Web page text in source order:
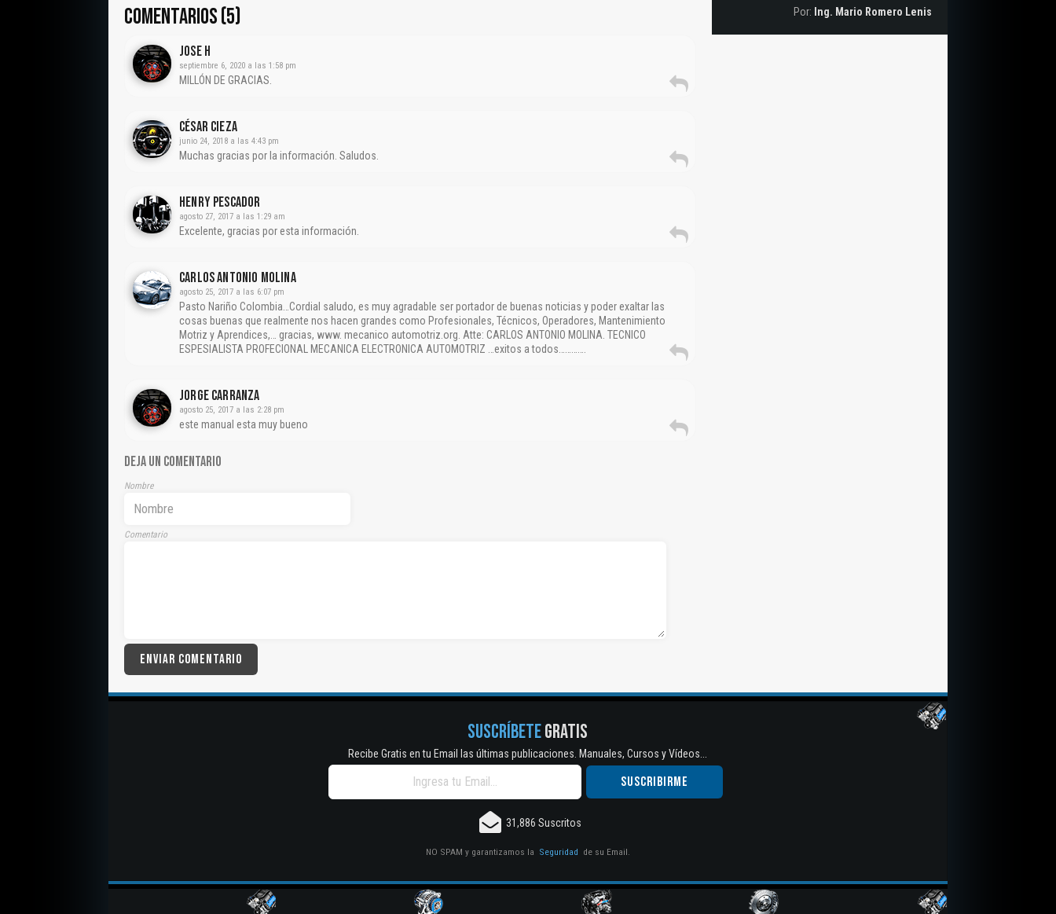
COMENTARIOS (5)
Jose H
septiembre 6, 2020 a las 1:58 pm
MILLÓN DE GRACIAS.
César Cieza
junio 24, 2018 a las 4:43 pm
Muchas gracias por la información. Saludos.
Henry Pescador
agosto 27, 2017 a las 1:29 am
Excelente, gracias por esta información.
CARLOS ANTONIO MOLINA
agosto 25, 2017 a las 6:07 pm
Pasto Nariño Colombia…Cordial saludo, es muy agradable ser portador de buenas noticias y poder exaltar las
cosas buenas que realmente nos hacen grandes como Profesionales, Técnicos, Operadores, Mantenimiento
Motriz y Aprendices,… gracias, www. mecanico automotriz.org. Atte: CARLOS ANTONIO MOLINA. TECNICO
ESPESIALISTA PROFECIONAL MECANICA ELECTRONICA AUTOMOTRIZ …exitos a todos………….
Jorge Carranza
agosto 25, 2017 a las 2:28 pm
este manual esta muy bueno
DEJA UN COMENTARIO
Nombre
Comentario
Por: Ing. Mario Romero Lenis
SUSCRÍBETEGRATIS
Recibe Gratis en tu Email las últimas publicaciones. Manuales, Cursos y Vídeos...
31,886 Suscritos
NO SPAM y garantizamos la Seguridad de su Email.